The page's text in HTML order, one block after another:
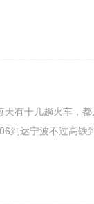
有十几趟火车，
到达宁波不过高铁